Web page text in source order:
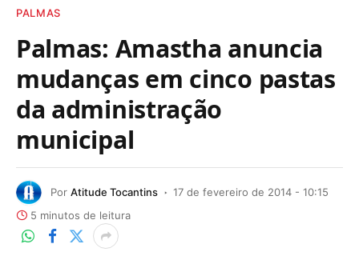
PALMAS
Palmas: Amastha anuncia
mudanças em cinco pastas
da administração
municipal
Por Atitude Tocantins
17 de fevereiro de 2014 - 10:15
5 minutos de leitura